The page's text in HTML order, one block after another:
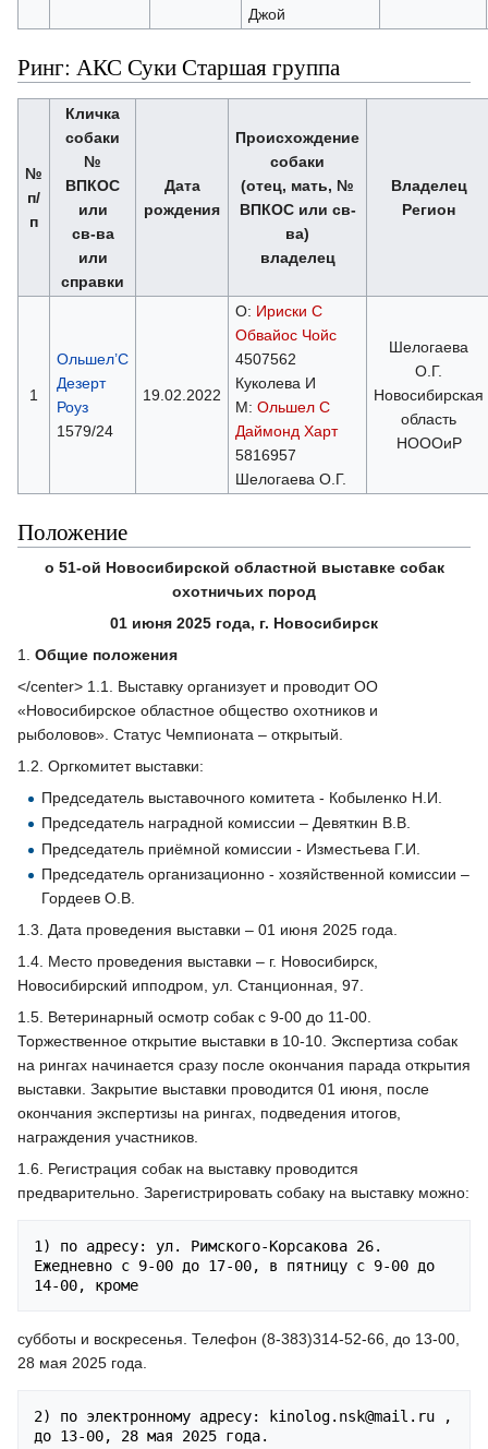
Джой
Ринг: АКС Суки Старшая группа
№
п/
п
Кличка
собаки
№
ВПКОС
или
св-ва
или
справки
Дата
рождения
Происхождение
собаки
(отец, мать, №
ВПКОС или св-
ва)
владелец
Владелец
Регион
1
Ольшел’С
Дезерт
Роуз
1579/24
19.02.2022
О: Ириски С
Обвайос Чойс
4507562
Куколева И
М: Ольшел С
Даймонд Харт
5816957
Шелогаева О.Г.
Шелогаева
О.Г.
Новосибирская
область
НОООиР
Положение
о 51-ой Новосибирской областной выставке собак
охотничьих пород
01 июня 2025 года, г. Новосибирск
1. Общие положения
</center> 1.1. Выставку организует и проводит ОО
«Новосибирское областное общество охотников и
рыболовов». Статус Чемпионата – открытый.
1.2. Оргкомитет выставки:
Председатель выставочного комитета - Кобыленко Н.И.
Председатель наградной комиссии – Девяткин В.В.
Председатель приёмной комиссии - Изместьева Г.И.
Председатель организационно - хозяйственной комиссии –
Гордеев О.В.
1.3. Дата проведения выставки – 01 июня 2025 года.
1.4. Место проведения выставки – г. Новосибирск,
Новосибирский ипподром, ул. Станционная, 97.
1.5. Ветеринарный осмотр собак с 9-00 до 11-00.
Торжественное открытие выставки в 10-10. Экспертиза собак
на рингах начинается сразу после окончания парада открытия
выставки. Закрытие выставки проводится 01 июня, после
окончания экспертизы на рингах, подведения итогов,
награждения участников.
1.6. Регистрация собак на выставку проводится
предварительно. Зарегистрировать собаку на выставку можно:
1) по адресу: ул. Римского-Корсакова 26.
Ежедневно с 9-00 до 17-00, в пятницу с 9-00 до
субботы и воскресенья. Телефон (8-383)314-52-66, до 13-00,
28 мая 2025 года.
2) по электронному адресу: kinolog.nsk@mail.ru ,